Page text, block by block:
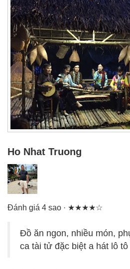
Ho Nhat Truong
Đánh giá 4 sao · ★★★★☆
Đồ ăn ngon, nhiều món,
ca tài tử đặc biệt a hát lô